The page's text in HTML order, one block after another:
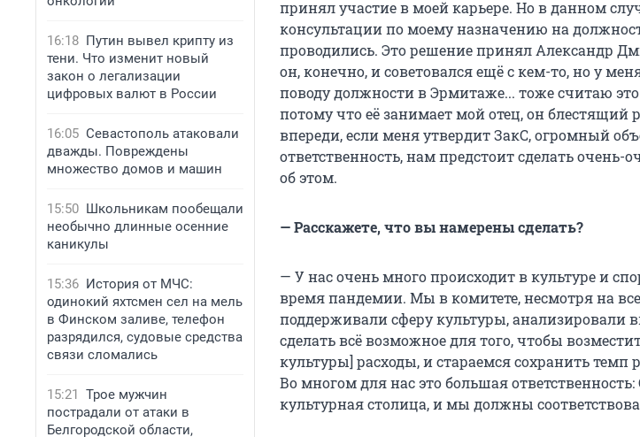
16:18 Путин вывел крипту из
тени. Что изменит новый
закон о легализации
цифровых валют в России
16:05 Севастополь атаковали
дважды. Повреждены
множество домов и машин
15:50 Школьникам пообещали
необычно длинные осенние
каникулы
15:36 История от МЧС:
одинокий яхтсмен сел на мель
в Финском заливе, телефон
разрядился, судовые средства
связи сломались
15:21 Трое мужчин
пострадали от атаки в
Белгородской области,
принял участие в моей карьере. Но в данном
консультации по моему назначению на
проводились. Это решение принял Александр
он, конечно, и советовался ещё с кем-то, но у
поводу должности в Эрмитаже... тоже считаю
потому что её занимает мой отец, он блестящий
впереди, если меня утвердит ЗакС, огромный
ответственность, нам предстоит сделать очень-
об этом.
— Расскажете, что вы намерены сделать?
— У нас очень много происходит в культуре и
время пандемии. Мы в комитете, несмотря на
поддерживали сферу культуры,
сделать всё возможное для того, чтобы
культуры] расходы, и стараемся сохранить темп
Во многом для нас это большая
культурная столица, и мы должны